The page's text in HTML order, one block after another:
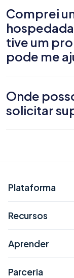
Comprei
tive um
pode me
Onde
solicitar
Plataforma
Recursos
Aprender
Parceria